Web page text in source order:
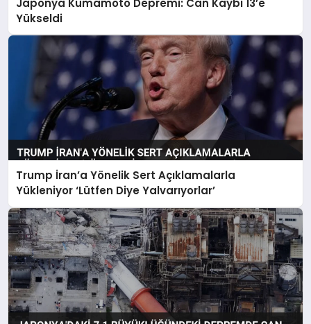
Japonya Kumamoto Depremi: Can Kaybı 13’e
Yükseldi
Trump İran’a Yönelik Sert Açıklamalarla
Yükleniyor ‘Lütfen Diye Yalvarıyorlar’